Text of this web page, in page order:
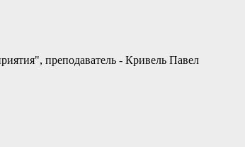
преподаватель - Кривель Павел